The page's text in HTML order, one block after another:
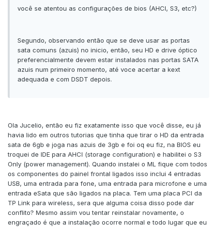
você se atentou as configurações de bios (AHCI, S3, etc?)
Segundo, observando então que se deve usar as portas
sata comuns (azuis) no inicio, então, seu HD e drive óptico
preferencialmente devem estar instalados nas portas SATA
azuis num primeiro momento, até voce acertar a kext
adequada e com DSDT depois.
Ola Jucelio, então eu fiz exatamente isso que você disse, eu já
havia lido em outros tutorias que tinha que tirar o HD da entrada
sata de 6gb e joga nas azuis de 3gb e foi oq eu fiz, na BIOS eu
troquei de IDE para AHCI (storage configuration) e habilitei o S3
Only (power management). Quando instalei o ML fique com todos
os componentes do painel frontal ligados isso inclui 4 entradas
USB, uma entrada para fone, uma entrada para microfone e uma
entrada eSata que são ligados na placa. Tem uma placa PCI da
TP Link para wireless, sera que alguma coisa disso pode dar
conflito? Mesmo assim vou tentar reinstalar novamente, o
engraçado é que a instalação ocorre normal e todo lugar que eu